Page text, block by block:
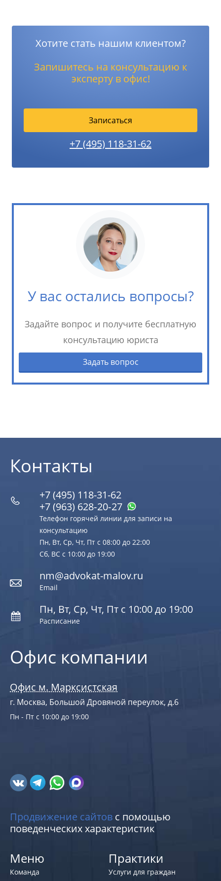
Хотите стать нашим клиентом?
Запишитесь на консультацию к
эксперту в офис!
Записаться
+7 (495) 118-31-62
У вас остались вопросы?
Задайте вопрос и получите бесплатную
консультацию юриста
Задать вопрос
Офис компании
Офис м. Марксистская
г. Москва, Большой Дровяной переулок, д.6
Пн - Пт с 10:00 до 19:00
Контакты
+7 (495) 118-31-62
+7 (963) 628‑20‑27
Телефон горячей линии для записи на
консультацию
Пн, Вт, Ср, Чт, Пт с 08:00 до 22:00
Сб, ВС с 10:00 до 19:00
nm@advokat-malov.ru
Email
Пн, Вт, Ср, Чт, Пт с 10:00 до 19:00
Расписание
Продвижение сайтов с помощью
поведенческих характеристик
Меню
Команда
Практики
Услуги для граждан